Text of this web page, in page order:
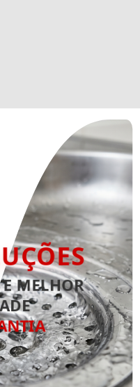
E MELHOR